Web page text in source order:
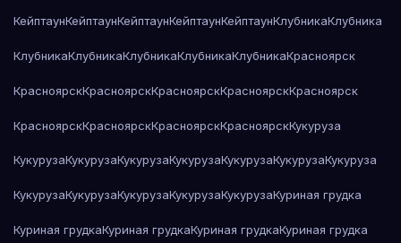
КейптаунКейптаунКейптаунКейптаунКейптаунКлубникаКлубника
КлубникаКлубникаКлубникаКлубникаКлубникаКрасноярск
КрасноярскКрасноярскКрасноярскКрасноярскКрасноярск
КрасноярскКрасноярскКрасноярскКрасноярскКукуруза
КукурузаКукурузаКукурузаКукурузаКукурузаКукурузаКукуруза
КукурузаКукурузаКукурузаКукурузаКукурузаКуриная грудка
Куриная грудкаКуриная грудкаКуриная грудкаКуриная грудка